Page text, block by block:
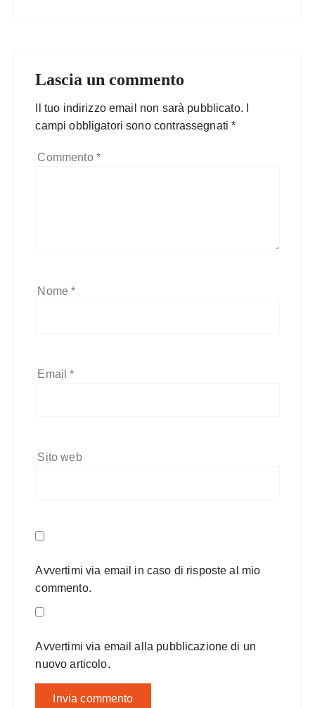
Lascia un commento
Il tuo indirizzo email non sarà pubblicato.
campi obbligatori sono contrassegnati*
Commento *
Nome*
Email*
Sito web
Avvertimi via email in caso di risposte al mio
commento.
Avvertimi via email alla pubblicazione di un
nuovo articolo.